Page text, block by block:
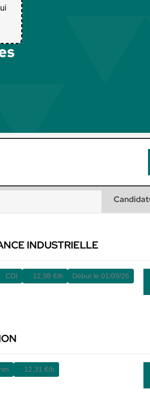
INDUSTRIELLE
CDI 12,98 €/h Début le:01/09/26
12,31 €/h